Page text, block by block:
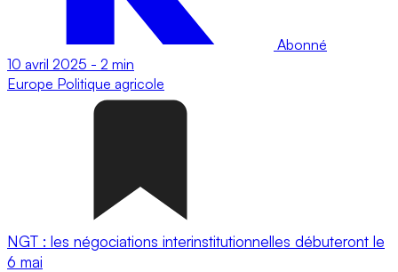
Abonné
10 avril 2025 - 2 min
Europe Politique agricole
NGT : les négociations interinstitutionnelles débuteront le
6 mai